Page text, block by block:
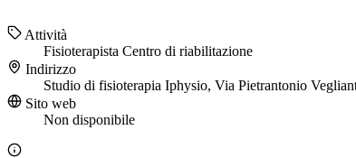
Attività
Fisioterapista Centro di riabilitazione
Indirizzo
Studio di fisioterapia Iphysio, Via Pietrantonio
Sito web
Non disponibile